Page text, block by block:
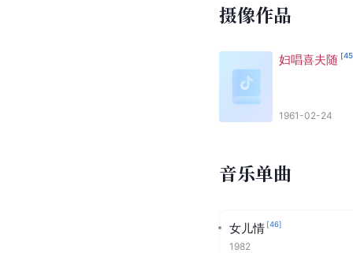
摄像作品
妇唱喜夫随 [45
1961-02-24
音乐单曲
女儿情 [46]
1982